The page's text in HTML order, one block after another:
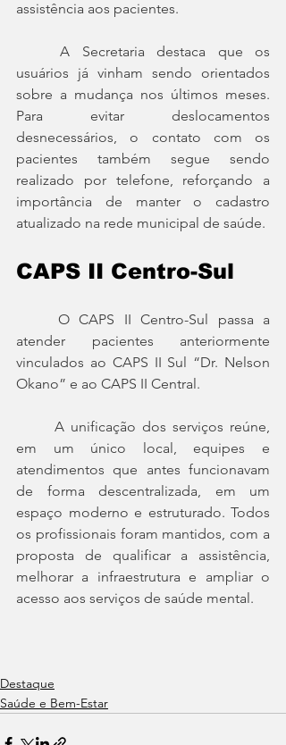
assistência aos pacientes.
	A Secretaria destaca que os
usuários já vinham sendo orientados
sobre a mudança nos últimos meses.
Para evitar deslocamentos
desnecessários, o contato com os
pacientes também segue sendo
realizado por telefone, reforçando a
importância de manter o cadastro
atualizado na rede municipal de saúde.
CAPS II Centro-Sul
atender pacientes anteriormente
vinculados ao CAPS II Sul “Dr. Nelson
Okano” e ao CAPS II Central.
em um único local, equipes e
atendimentos que antes funcionavam
de forma descentralizada, em um
espaço moderno e estruturado. Todos
os profissionais foram mantidos, com a
proposta de qualificar a assistência,
melhorar a infraestrutura e ampliar o
acesso aos serviços de saúde mental.
Destaque
Saúde e Bem-Estar